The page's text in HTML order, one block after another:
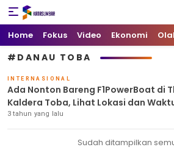
Kata Sumbar
Berita Sumbar Hari Ini
Home Fokus Video Ekonomi
#DANAU TOBA
INTERNASIONAL
Ada Nonton Bareng F1PowerBoat di
Kaldera Toba, Lihat Lokasi dan
3 tahun yang lalu
Sudah ditampilkan